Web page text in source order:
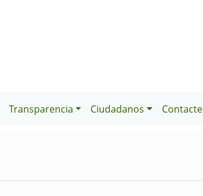
Transparencia Ciudadanos Contacte